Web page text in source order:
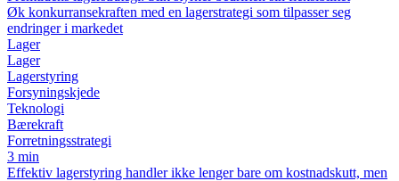
Øk konkurransekraften med en lagerstrategi som tilpasser seg
endringer i markedet
Lager
Lager
Lagerstyring
Forsyningskjede
Teknologi
Bærekraft
Forretningsstrategi
3 min
Effektiv lagerstyring handler ikke lenger bare om kostnadskutt, men